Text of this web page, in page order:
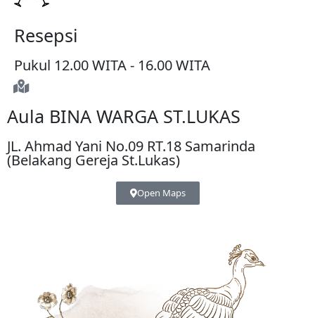
Resepsi
Pukul 12.00 WITA - 16.00 WITA
Aula BINA WARGA ST.LUKAS
JL. Ahmad Yani No.09 RT.18 Samarinda
(Belakang Gereja St.Lukas)
Open Maps